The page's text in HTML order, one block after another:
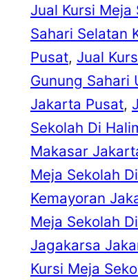
Jual Kursi Meja
Sahari Selatan
Pusat, Jual
Gunung Sahari
Jakarta Pusat,
Sekolah Di
Makasar
Meja Sekolah
Kemayoran
Meja Sekolah
Jagakarsa
Kursi Meja